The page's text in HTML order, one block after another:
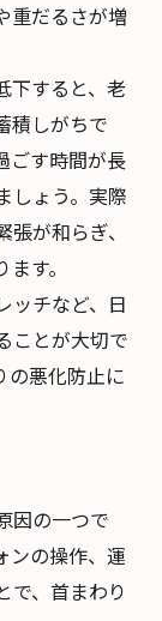
重だるさが増
下すると、老
積しがちで
ごす時間が長
しょう。実際
が和らぎ、
す。
ッチなど、日
ことが大切で
の悪化防止に
因の一つで
ンの操作、運
で、首まわり